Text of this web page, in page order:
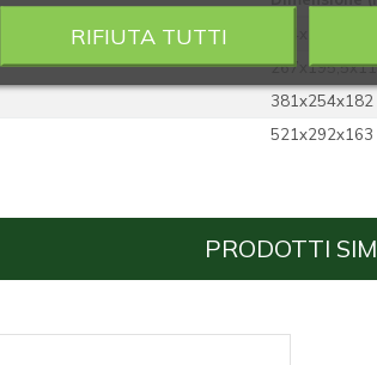
234x181
381x254x182
521x292x163
PRODOTTI
RIFIUTA TUTTI